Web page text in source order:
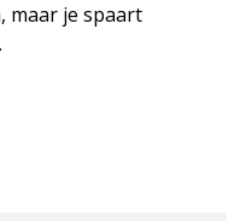
maar je spaart